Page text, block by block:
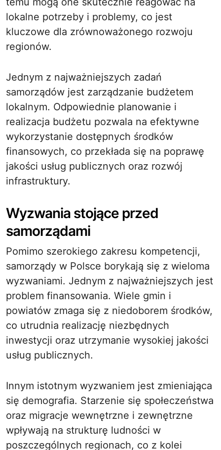
lokalne potrzeby i problemy, co jest
kluczowe dla zrównoważonego rozwoju
regionów.
Jednym z najważniejszych zadań
samorządów jest zarządzanie budżetem
lokalnym. Odpowiednie planowanie i
realizacja budżetu pozwala na efektywne
wykorzystanie dostępnych środków
finansowych, co przekłada się na poprawę
jakości usług publicznych oraz rozwój
infrastruktury.
Wyzwania stojące przed
samorządami
Pomimo szerokiego zakresu kompetencji,
samorządy w Polsce borykają się z wieloma
wyzwaniami. Jednym z najważniejszych jest
problem finansowania. Wiele gmin i
powiatów zmaga się z niedoborem środków,
co utrudnia realizację niezbędnych
inwestycji oraz utrzymanie wysokiej jakości
usług publicznych.
Innym istotnym wyzwaniem jest zmieniająca
się demografia. Starzenie się społeczeństwa
oraz migracje wewnętrzne i zewnętrzne
wpływają na strukturę ludności w
poszczególnych regionach, co z kolei